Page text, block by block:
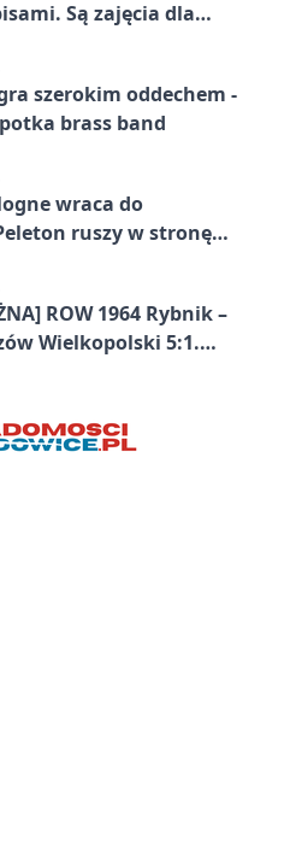
Są zajęcia dla
szerokim oddechem -
brass band
wraca do
ruszy w stronę
ROW 1964 Rybnik –
Wielkopolski 5:1.